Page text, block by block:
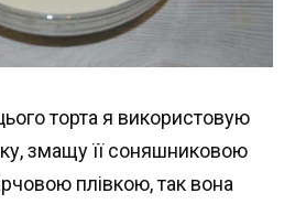
торта я використовую
змащу її соняшниковою
плівкою, так вона